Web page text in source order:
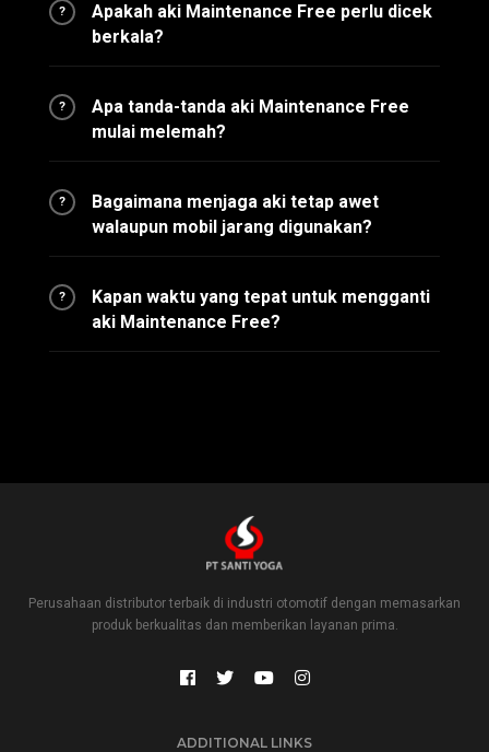
?
Apakah aki Maintenance Free perlu dicek
berkala?
?
Apa tanda-tanda aki Maintenance Free
mulai melemah?
?
Bagaimana menjaga aki tetap awet
walaupun mobil jarang digunakan?
?
Kapan waktu yang tepat untuk mengganti
aki Maintenance Free?
Perusahaan distributor terbaik di industri otomotif dengan memasarkan
produk berkualitas dan memberikan layanan prima.
ADDITIONAL LINKS